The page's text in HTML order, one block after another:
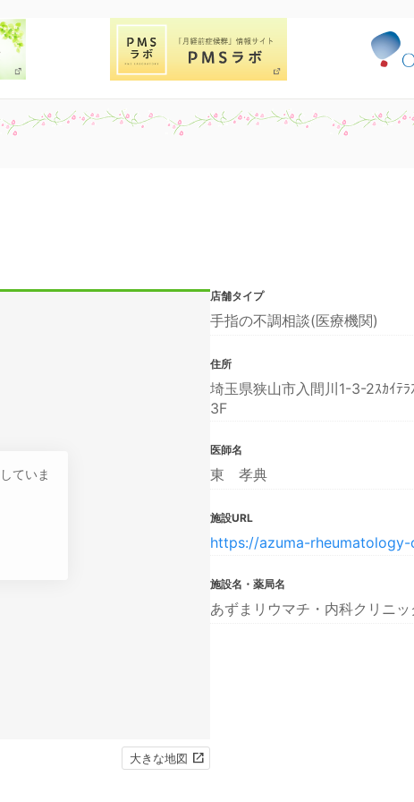
ていま
大きな地図
店舗タイプ
手指の不調相談(医療機関)
住所
埼玉県狭山市入間川1-3-2ｽｶｲﾃﾗ
3F
医師名
東 孝典
施設URL
https://azuma-
施設名・薬局名
あずまリウマチ・内科クリニッ